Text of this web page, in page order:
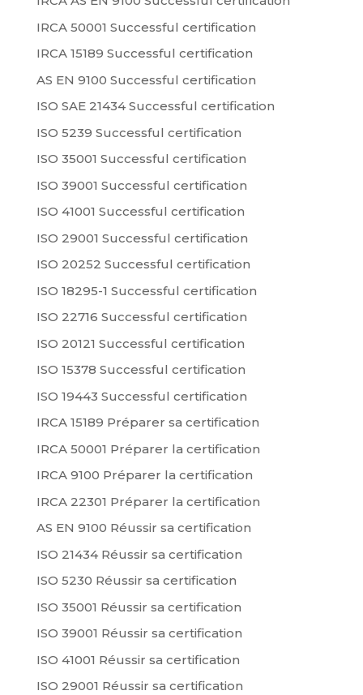
IRCA 50001 Successful certification
IRCA 15189 Successful certification
AS EN 9100 Successful certification
ISO SAE 21434 Successful certification
ISO 5239 Successful certification
ISO 35001 Successful certification
ISO 39001 Successful certification
ISO 41001 Successful certification
ISO 29001 Successful certification
ISO 20252 Successful certification
ISO 18295-1 Successful certification
ISO 22716 Successful certification
ISO 20121 Successful certification
ISO 15378 Successful certification
ISO 19443 Successful certification
IRCA 15189 Préparer sa certification
IRCA 50001 Préparer la certification
IRCA 9100 Préparer la certification
IRCA 22301 Préparer la certification
AS EN 9100 Réussir sa certification
ISO 21434 Réussir sa certification
ISO 5230 Réussir sa certification
ISO 35001 Réussir sa certification
ISO 39001 Réussir sa certification
ISO 41001 Réussir sa certification
ISO 29001 Réussir sa certification